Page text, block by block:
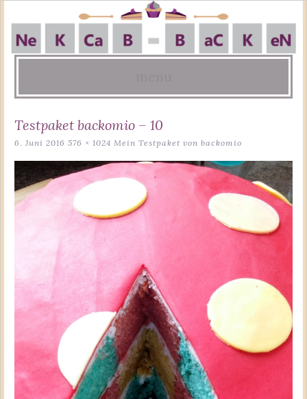
to
Testpaket backomio – 10
6. Juni 2016 576 × 1024 Mein Testpaket von backomio